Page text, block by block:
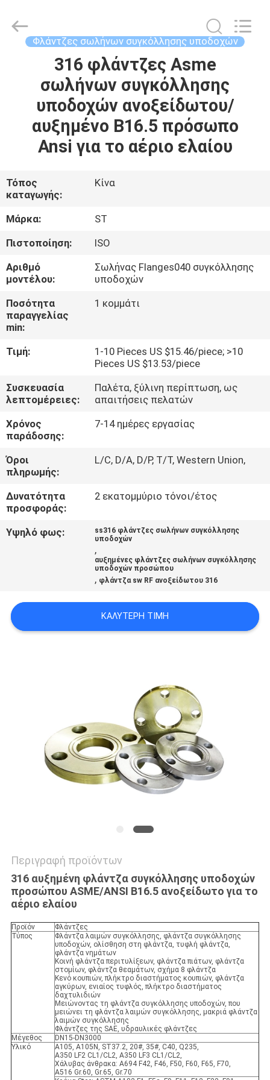
ΑΡΧΙΚΉ
ΣΕΛΊΔΑ
ΠΡΟΪΌΝΤΑ
ΕΜΦΆΝΙΣΗ
VR
ΣΧΕΤΙΚΆ
ΜΕ
ΕΜΆΣ
ΕΡΓΟΣΤΑΣΊΩΝ
ΠΟΙΟΤΙΚΌΣ
ΈΛΕΓΧΟΣ
ΕΠΑΦΉ
ΝΈΑ
ΌΛΕΣ
ΠΕΡΙΠΤΏΣΕΙΣ
SITEMAP
Ltd..
Φλάντζες σωλήνων συγκόλλησης υποδοχών
316 φλάντζες Asme
σωλήνων συγκόλλησης
υποδοχών ανοξείδωτου/
αυξημένο B16.5 πρόσωπο
Ansi για το αέριο ελαίου
Τόπος
καταγωγής:
Κίνα
Μάρκα:
ST
Πιστοποίηση:
ISO
Αριθμό
μοντέλου:
Σωλήνας Flanges040 συγκόλλησης
υποδοχών
Ποσότητα
παραγγελίας
min:
1 κομμάτι
Τιμή:
1-10 Pieces US $15.46/piece; >10
Pieces US $13.53/piece
Συσκευασία
λεπτομέρειες:
Παλέτα, ξύλινη περίπτωση, ως
απαιτήσεις πελατών
Χρόνος
παράδοσης:
7-14 ημέρες εργασίας
Όροι
πληρωμής:
L/C, D/A, D/P, T/T, Western Union,
Δυνατότητα
προσφοράς:
2 εκατομμύριο τόνοι/έτος
Υψηλό φως:
ss316 φλάντζες σωλήνων συγκόλλησης
υποδοχών
,
αυξημένες φλάντζες σωλήνων συγκόλλησης
υποδοχών προσώπου
, φλάντζα sw RF ανοξείδωτου 316
ΚΑΛΎΤΕΡΗ ΤΙΜΉ
Περιγραφή προϊόντων
316 αυξημένη φλάντζα συγκόλλησης υποδοχών
προσώπου ASME/ANSI B16.5 ανοξείδωτο για το
αέριο ελαίου
Προϊόν
Φλάντζες
Τύπος
Φλάντζα λαιμών συγκόλλησης, φλάντζα συγκόλλησης
υποδοχών, ολίσθηση στη φλάντζα, τυφλή φλάντζα,
φλάντζα νημάτων
Κοινή φλάντζα περιτυλίξεων, φλάντζα πιάτων, φλάντζα
στομίων, φλάντζα θεαμάτων, σχήμα 8 φλάντζα
Κενό κουπιών, πλήκτρο διαστήματος κουπιών, φλάντζα
αγκύρων, ενιαίος τυφλός, πλήκτρο διαστήματος
δαχτυλιδιών
Μειώνοντας τη φλάντζα συγκόλλησης υποδοχών, που
μειώνει τη φλάντζα λαιμών συγκόλλησης, μακριά φλάντζα
λαιμών συγκόλλησης
Φλάντζες της SAE, υδραυλικές φλάντζες
Μέγεθος
DN15-DN3000
Υλικό
A105, A105N, ST37.2, 20#, 35#, C40, Q235,
A350 LF2 CL1/CL2, A350 LF3 CL1/CL2,
Χάλυβας άνθρακα: A694 F42, F46, F50, F60, F65, F70,
A516 Gr.60, Gr.65, Gr.70